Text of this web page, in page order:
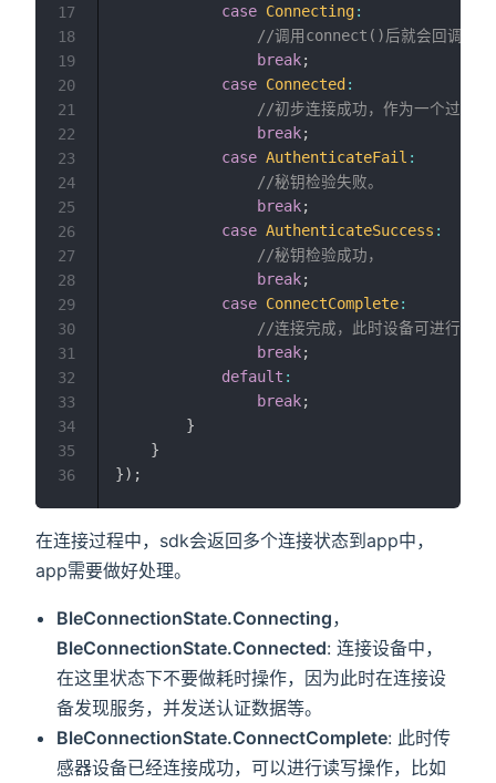
case Connecting:
//调用connect()后就会回调该状
break;
case Connected :
//初步连接成功，作为一个过渡阶
break;
case AuthenticateFail :
//秘钥检验失败。
break;
case AuthenticateSuccess :
//秘钥检验成功，
break;
case ConnectComplete:
//连接完成，此时设备可进行读写
break;
default :
break;
}
}
}) ;
17
18
19
20
21
22
23
24
25
26
27
28
29
30
31
32
33
34
35
36
在连接过程中，sdk会返回多个连接状态到app中，
app需要做好处理。
BleConnectionState.Connecting，
BleConnectionState.Connected: 连接设备中，
在这里状态下不要做耗时操作，因为此时在连接设
备发现服务，并发送认证数据等。
BleConnectionState.ConnectComplete: 此时传
感器设备已经连接成功，可以进行读写操作，比如